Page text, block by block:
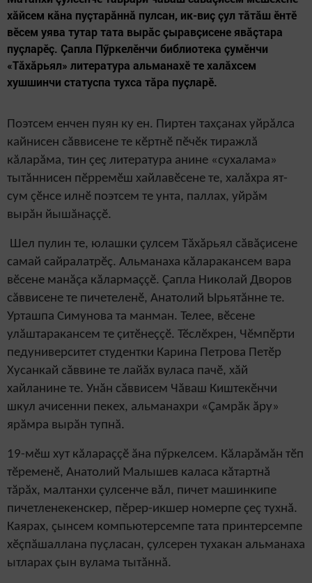
хăйсем кăна пуçтарăннă пулсан, ик-виç çул тăтăш ӗнтӗ
вӗсем уява тутар тата вырăс çыравçисене явăçтара
пуçларӗç. Çапла Пӳркелӗнчи библиотека çумӗнчи
«Тăхăрьял» литература альманахӗ те халăхсем
хушшинчи статуспа тухса тăра пуçларӗ.
Поэтсем енчен пуян ку ен. Пиртен тахçанах уйрăлса
кайнисен сăввисене те кӗртнӗ пӗчӗк тиражлă
кăларăма, тин çеç литература анине «сухалама»
тытăннисен пӗрремӗш хайлавӗсене те, халăхра ят-
сум çӗнсе илнӗ поэтсем те унта, паллах, уйрăм
вырăн йышăнаççӗ.
Шел пулин те, юлашки çулсем Тăхăрьял сăвăçисене
самай сайралатрӗç. Альманаха кăларакансем вара
вӗсене манăçа кăлармаççӗ. Çапла Николай Дворов
сăввисене те пичетеленӗ, Анатолий Ырьятăнне те.
Урташпа Симунова та манман. Телее, вӗсене
улăштаракансем те çитӗнеççӗ. Тӗслӗхрен, Чӗмпӗрти
педуниверситет студентки Карина Петрова Петӗр
Хусанкай сăввине те лайăх вуласа пачӗ, хăй
хайланине те. Унăн сăввисем Чăваш Киштекӗнчи
шкул ачисенни пекех, альманахри «Çамрăк ăру»
ярăмра вырăн тупнă.
19-мӗш хут кăлараççӗ ăна пӳркелсем. Кăларăмăн тӗп
тӗременӗ, Анатолий Малышев каласа кăтартнă
тăрăх, малтанхи çулсенче вăл, пичет машинкипе
пичетленекенскер, пӗрер-икшер номерпе çеç тухнă.
Каярах, çынсем компьютерсемпе тата принтерсемпе
хӗçпăшаллана пуçласан, çулсерен тухакан альманаха
ытларах çын вулама тытăннă.